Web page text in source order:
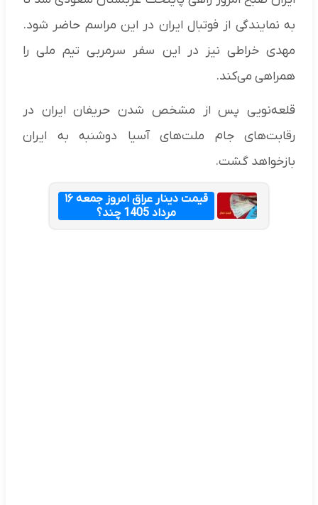
به نمایندگی از فوتبال ایران در این مراسم حاضر شود.
مهدی خراطی نیز در این سفر سرمربی تیم ملی را
همراهی می‌کند.
قلعه‌نویی پس از مشخص شدن حریفان ایران در
رقابت‌های جام ملت‌های آسیا دوشنبه به ایران
بازخواهد گشت.
قیمت دینار عراق امروز جمعه ۱۶
مرداد 1405 چند؟